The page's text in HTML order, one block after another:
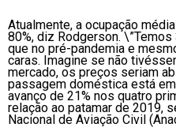
Atualmente, a ocupação
80%, diz Rodgerson.
que no pré-pandemia e
caras. Imagine se não
mercado, os preços seriam
passagem doméstica está
avanço de 21% nos quatro
relação ao patamar de 2019,
Nacional de Aviação Civil